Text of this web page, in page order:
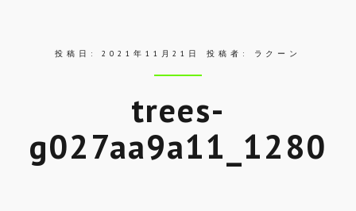
投稿日:2021年11月21日 投稿者: ラクーン
trees-
g027aa9a11_1280